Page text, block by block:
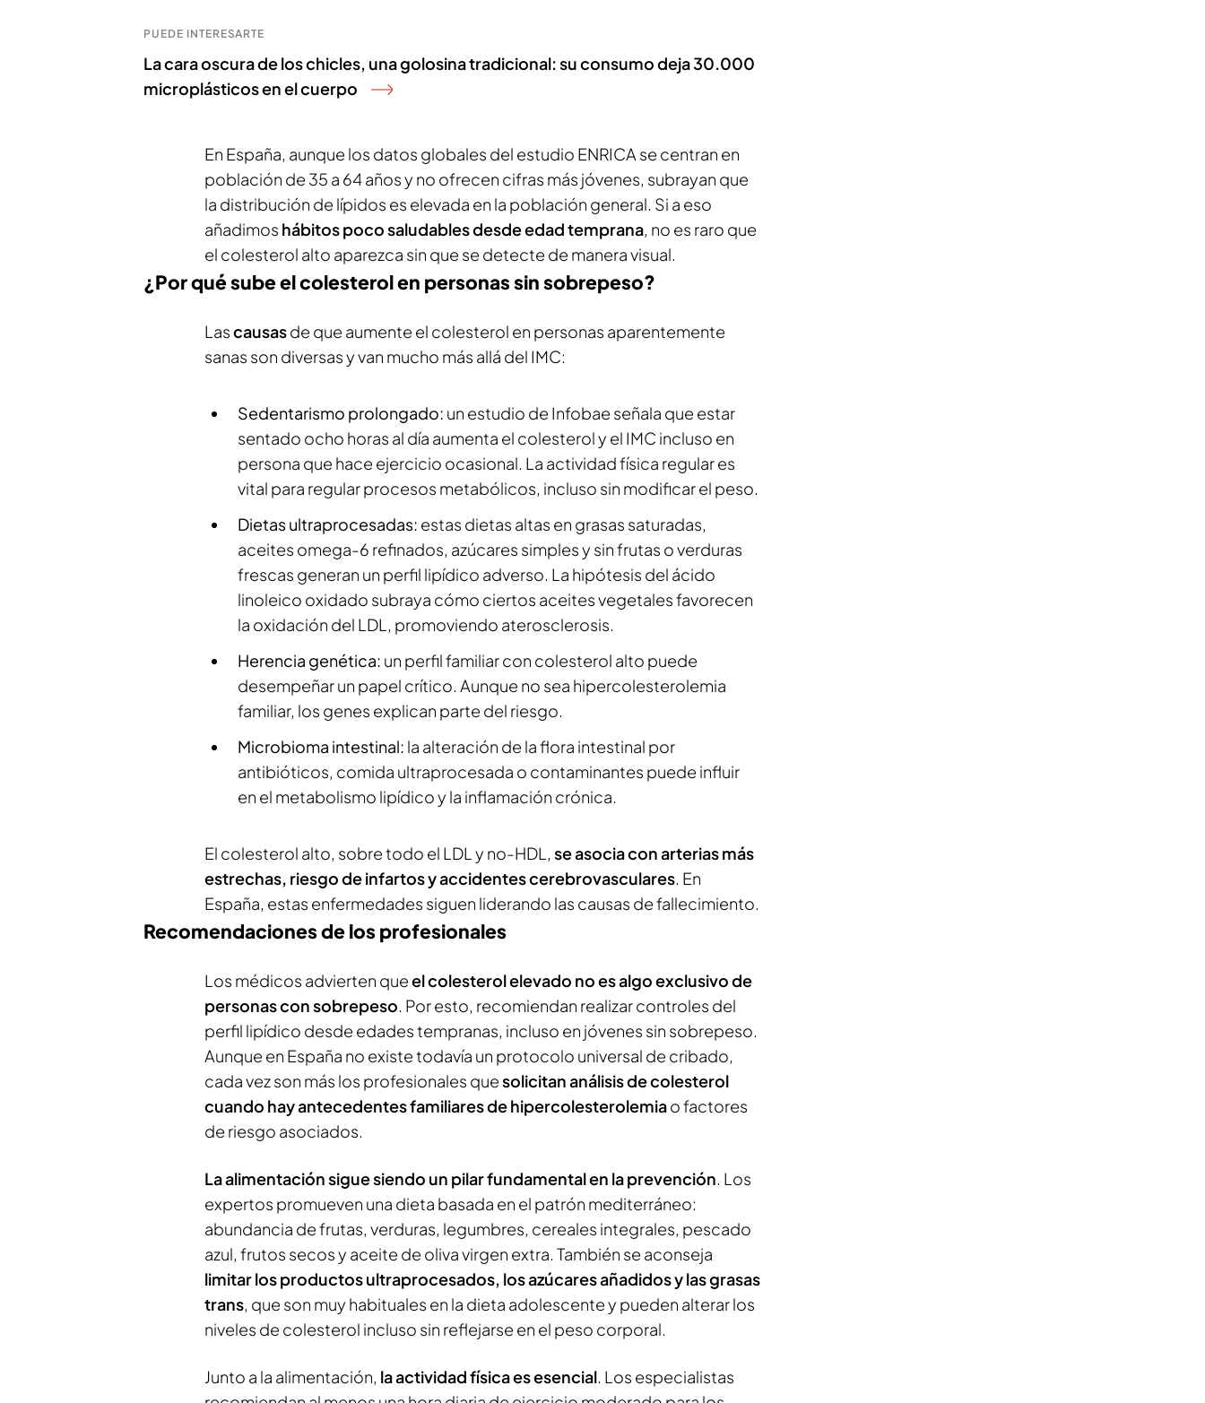
PUEDE INTERESARTE
La cara oscura de los chicles, una golosina tradicional: su consumo deja 30.000
microplásticos en el cuerpo
En España, aunque los datos globales del estudio ENRICA se centran en
población de 35 a 64 años y no ofrecen cifras más jóvenes, subrayan que
la distribución de lípidos es elevada en la población general. Si a eso
añadimos hábitos poco saludables desde edad temprana, no es raro que
el colesterol alto aparezca sin que se detecte de manera visual.
¿Por qué sube el colesterol en personas sin sobrepeso?
Lascausasde que aumente el colesterol en personas aparentemente
sanas son diversas y van mucho más allá del IMC:
Sedentarismo prolongado: un estudio de Infobae señala que estar
sentado ocho horas al día aumenta el colesterol y el IMC incluso en
persona que hace ejercicio ocasional. La actividad física regular es
vital para regular procesos metabólicos, incluso sin modificar el peso.
Dietas ultraprocesadas: estas dietas altas en grasas saturadas,
aceites omega-6 refinados, azúcares simples y sin frutas o verduras
frescas generan un perfil lipídico adverso. La hipótesis del ácido
linoleico oxidado subraya cómo ciertos aceites vegetales favorecen
la oxidación del LDL, promoviendo aterosclerosis.
Herencia genética: un perfil familiar con colesterol alto puede
desempeñar un papel crítico. Aunque no sea hipercolesterolemia
familiar, los genes explican parte del riesgo.
Microbioma intestinal: la alteración de la flora intestinal por
antibióticos, comida ultraprocesada o contaminantes puede influir
en el metabolismo lipídico y la inflamación crónica.
El colesterol alto, sobre todo el LDL y no-HDL, se asocia con arterias más
estrechas, riesgo de infartos y accidentes cerebrovasculares. En
España, estas enfermedades siguen liderando las causas de fallecimiento.
Recomendaciones de los profesionales
Los médicos advierten queel colesterol elevado no es algo exclusivo de
personas con sobrepeso. Por esto, recomiendan realizar controles del
perfil lipídico desde edades tempranas, incluso en jóvenes sin sobrepeso.
Aunque en España no existe todavía un protocolo universal de cribado,
cada vez son más los profesionales quesolicitan análisis de colesterol
cuando hay antecedentes familiares de hipercolesterolemiao factores
de riesgo asociados.
La alimentación sigue siendo un pilar fundamental en la prevención. Los
expertos promueven una dieta basada en el patrón mediterráneo:
abundancia de frutas, verduras, legumbres, cereales integrales, pescado
azul, frutos secos y aceite de oliva virgen extra. También se aconseja
limitar los productos ultraprocesados, los azúcares añadidos y las grasas
trans, que son muy habituales en la dieta adolescente y pueden alterar los
niveles de colesterol incluso sin reflejarse en el peso corporal.
Junto a la alimentación, la actividad física es esencial. Los especialistas